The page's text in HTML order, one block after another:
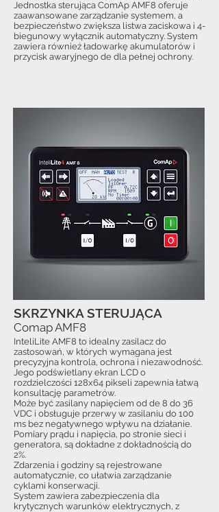
Jednostka sterująca ComAp AMF8 oferuje
zaawansowane zarządzanie systemem, a
bezpieczeństwo zwiększa listwa zaciskowa i 4-
biegunowy wyłącznik automatyczny. System
zawiera również ładowarkę akumulatorów i
przycisk awaryjnego de dla pełnej ochrony.
InteliLite AMF8 to idealny zasilacz do
zastosowań, w których wymagana jest
precyzyjna kontrola, ochrona i niezawodność.
Jego podświetlany ekran LCD o
rozdzielczości 128x64 pikseli zapewnia łatwą
konsultację parametrów.
Może być zasilany napięciem od de 8 do 36
VDC i obsługuje przerwy w zasilaniu do 100
ms bez negatywnego wpływu na działanie.
Pomiary prądu i napięcia, po stronie sieci i
generatora, są dokładne z dokładnością do
2%.
Zdarzenia i godziny są rejestrowane
automatycznie, co ułatwia zarządzanie
cyklami konserwacji.
System zawiera zabezpieczenia dla
krytycznych warunków elektrycznych, z
SKRZYNKA STERUJĄCA
Comap AMF8